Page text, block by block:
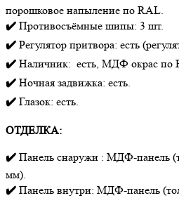
порошковое напыление по RAL.
✔️ Противосъёмные шипы: 3 шт.
✔️ Регулятор притвора: есть
✔️ Наличник: есть, МДФ окрас по
✔️ Ночная задвижка: есть.
✔️ Глазок: есть.
ОТДЕЛКА:
✔️ Панель снаружи : МДФ-панель
мм).
✔️ Панель внутри: МДФ-панель